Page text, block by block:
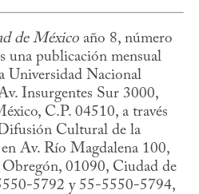
de México año 8, número
una publicación mensual
Universidad Nacional
Insurgentes Sur 3000,
C.P. 04510, a través
Cultural de la
Av. Río Magdalena 100,
01090, Ciudad de
5792 y 55-5550-5794,